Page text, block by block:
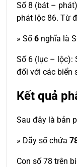
Số 8 (bát –
phát lộc 86. Từ
» Số 6 nghĩa là
Số 6 (lục – lộc):
đối với các biển
Kết quả
Sau đây là bản
» Dãy số chứa
Con số 78 trên